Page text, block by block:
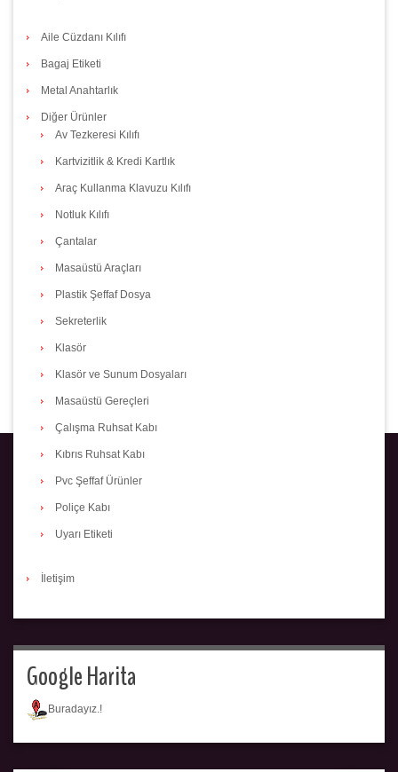
Aile Cüzdanı Kılıfı
Bagaj Etiketi
Metal Anahtarlık
Diğer Ürünler
Av Tezkeresi Kılıfı
Kartvizitlik & Kredi Kartlık
Araç Kullanma Klavuzu Kılıfı
Notluk Kılıfı
Çantalar
Masaüstü Araçları
Plastik Şeffaf Dosya
Sekreterlik
Klasör
Klasör ve Sunum Dosyaları
Masaüstü Gereçleri
Çalışma Ruhsat Kabı
Kıbrıs Ruhsat Kabı
Pvc Şeffaf Ürünler
Poliçe Kabı
Uyarı Etiketi
İletişim
Google Harita
Buradayız.!